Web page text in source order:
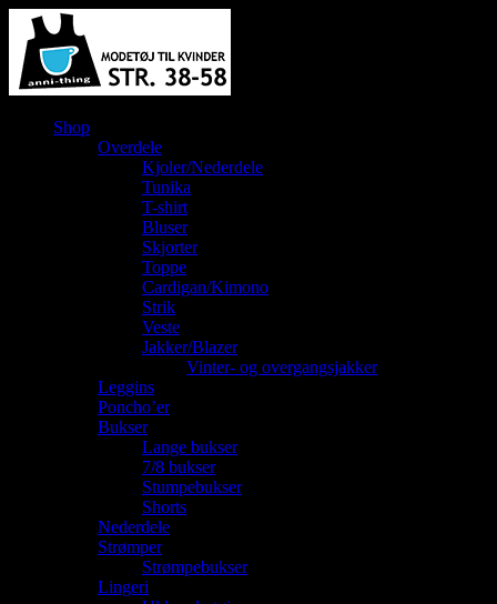
Shop
Overdele
Kjoler/Nederdele
Tunika
T-shirt
Bluser
Skjorter
Toppe
Cardigan/Kimono
Strik
Veste
Jakker/Blazer
Vinter- og overgangsjakker
Leggins
Poncho’er
Bukser
Lange bukser
7/8 bukser
Stumpebukser
Shorts
Nederdele
Strømper
Strømpebukser
Lingeri